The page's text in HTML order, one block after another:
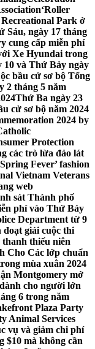
‘Roller
Park ở
Sáu, ngày 17 tháng
cung cấp miễn phí
Xe Hyundai trong
10 và Thứ Bảy ngày
bầu cử sơ bộ Tổng
2 tháng 5 năm
Thứ Ba ngày 23
cử sơ bộ năm 2024
2024 by
Protection
các trò lừa đảo lát
Fever’ fashion
Vietnam Veterans
web
sát Thành phố
phí vào Thứ Bảy
Department từ 9
đoạt giải cuộc thi
thanh thiếu niên
Cho Các lớp chuẩn
mùa xuân 2024
Montgomery mở
cho người lớn
6 trong năm
Plaza Party
Animal Services
vụ và giảm chi phí
$10 mà không cần